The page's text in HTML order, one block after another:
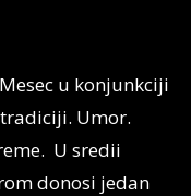
u konjunkciji
Umor.
U sredii
donosi jedan